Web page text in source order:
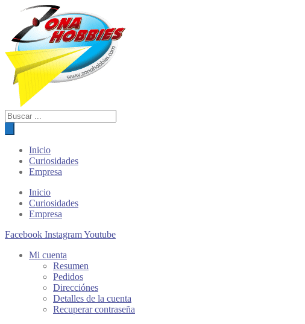
Búsqueda
de
productos
Inicio
Curiosidades
Empresa
Inicio
Curiosidades
Empresa
Facebook InstagramYoutube
Mi cuenta
Resumen
Pedidos
Direcciónes
Detalles de la cuenta
Recuperar contraseña